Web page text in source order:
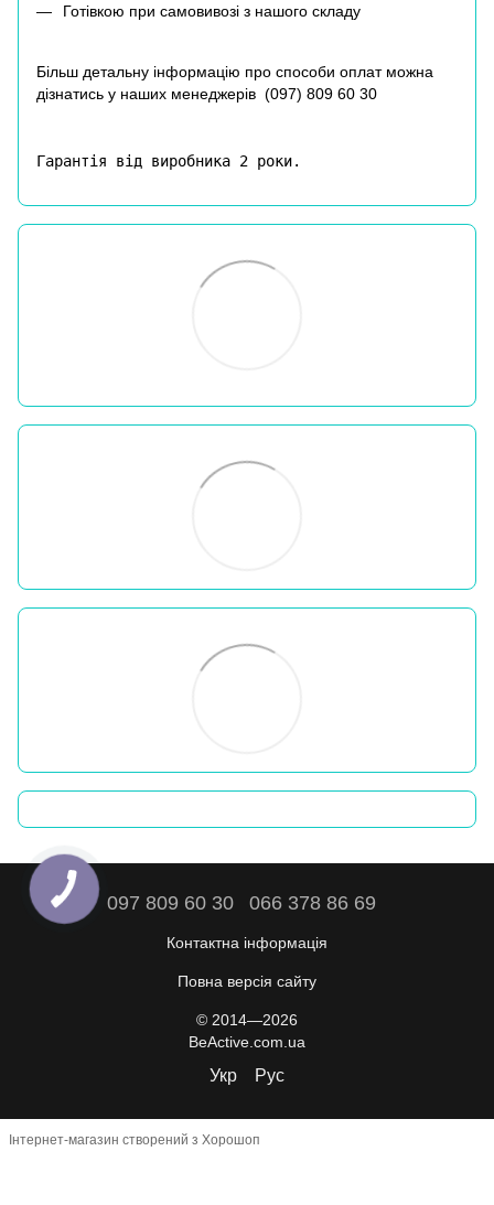
Готівкою при самовивозі з нашого складу
Більш детальну інформацію про способи оплат можна
дізнатись у наших менеджерів (097) 809 60 30
Гарантія від виробника 2 роки.
097 809 60 30 066 378 86 69
Контактна інформація
Повна версія сайту
© 2014—2026
BeActive.com.ua
Укр Рус
Інтернет-магазин створений з Хорошоп